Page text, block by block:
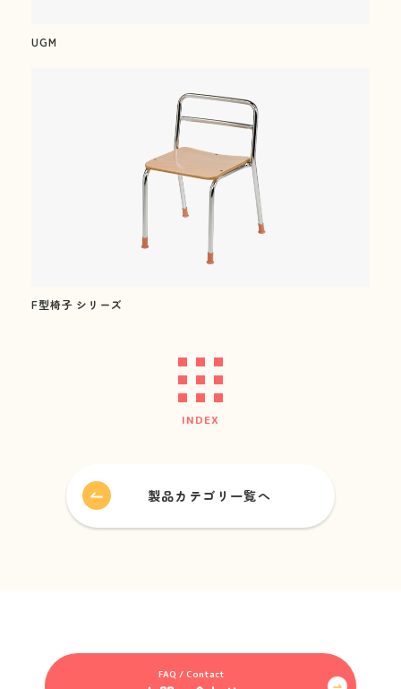
ビジネスパートナー募集
お取引先用フォルダ
UGM
INDEX
F型椅子 シリーズ
製品カテゴリ一覧へ
FAQ / Contact